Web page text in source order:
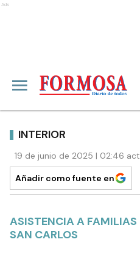
Ads
INTERIOR
19 de junio de 2025 | 02:46
Añadir como fuente en
ASISTENCIA A FAMILIAS
SAN CARLOS